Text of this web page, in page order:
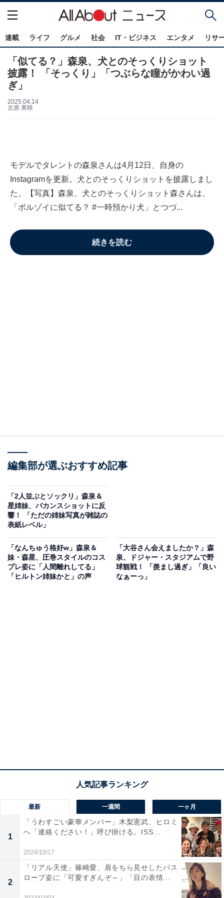
連載 ライフ グルメ 社会 IT・ビジネス エンタメ リサ
「似てる？」森泉、犬とのそっくりショット
披露！ 「そっくり」「つぶらな瞳がかわい過
ぎ」
2025.04.14
古原 美咲
モデルでタレントの森泉さんは4月12日、自身の
Instagramを更新。犬とのそっくりショットを披露しまし
た。【写真】森泉、犬とのそっくりショット森さんは、
「ボルゾイに似てる？ #一時預かり犬」とつづ...
続きを読む
編集部が選ぶおすすめ記事
「2人並ぶとソックリ」森泉＆
星姉妹、バカンスショットに反
響！ 「ただの姉妹写真が雑誌の
表紙レベル」
「なんちゅう格好w」森泉＆
妹・森星、圧巻スタイルのコス
プレ姿に「人間離れしてる」
「ヒルトン姉妹かと」の声
「大谷さん会えましたか？」森
泉、ドジャー・スタジアムで野
球観戦！ 「羨まし過ぎ」「良い
なぁーっ」
最新 一週間 一ヶ月
1
「うわすごい豪華メンバー」木梨憲武、ヒロミ
へ「連絡ください！」呼び掛ける。ISS...
2024/10/17
2
「リアル天使」篠崎愛、肩をちら見せしたバス
ローブ姿に「可愛すぎんぞ～」「目の表情...